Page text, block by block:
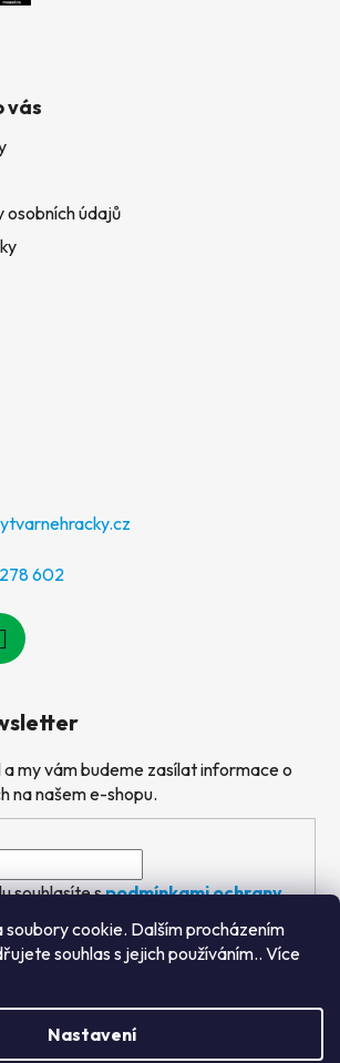
soubory cookie. Dalším procházením
souhlas s jejich používáním.. Více
Nastavení
vás
osobních údajů
602
my vám budeme zasílat informace o
na našem e-shopu.
souhlasíte spodmínkami ochrany